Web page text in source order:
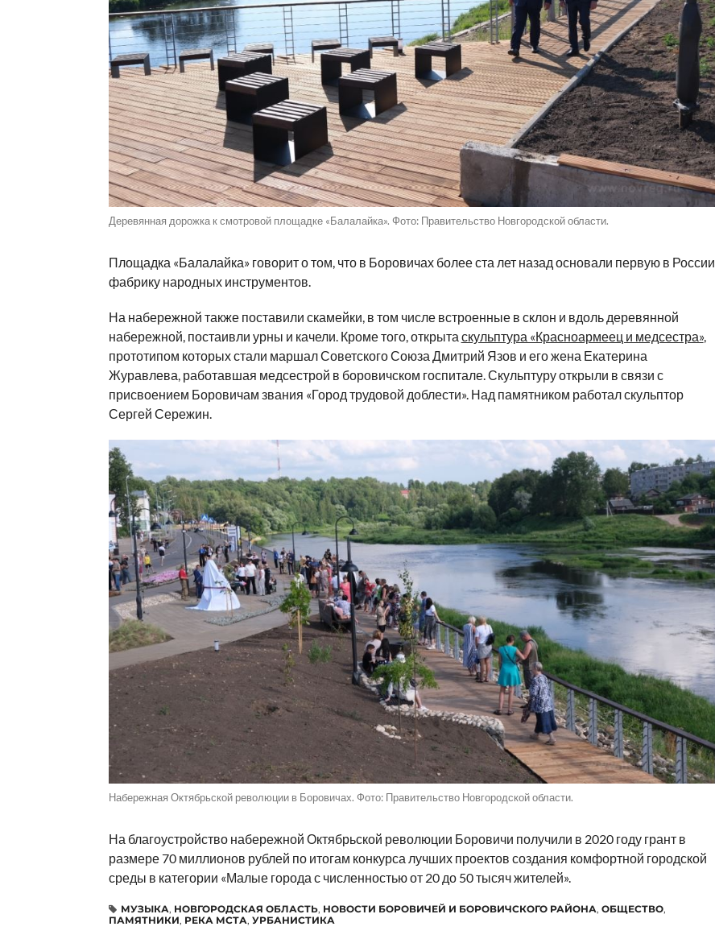
Деревянная дорожка к смотровой площадке «Балалайка». Фото: Правительство Новгородской области.
Площадка «Балалайка» говорит о том, что в Боровичах более ста лет назад основали первую в России
фабрику народных инструментов.
На набережной также поставили скамейки, в том числе встроенные в склон и вдоль деревянной
набережной, постаивли урны и качели. Кроме того, открыта скульптура «Красноармеец и медсестра»,
прототипом которых стали маршал Советского Союза Дмитрий Язов и его жена Екатерина
Журавлева, работавшая медсестрой в боровичском госпитале. Скульптуру открыли в связи с
присвоением Боровичам звания «Город трудовой доблести». Над памятником работал скульптор
Сергей Сережин.
Набережная Октябрьской революции в Боровичах. Фото: Правительство Новгородской области.
На благоустройство набережной Октябрьской революции Боровичи получили в 2020 году грант в
размере 70 миллионов рублей по итогам конкурса лучших проектов создания комфортной городской
среды в категории «Малые города с численностью от 20 до 50 тысяч жителей».
МУЗЫКА, НОВГОРОДСКАЯ ОБЛАСТЬ, НОВОСТИ БОРОВИЧЕЙ И БОРОВИЧСКОГО РАЙОНА, ОБЩЕСТВО,
ПАМЯТНИКИ, РЕКА МСТА, УРБАНИСТИКА